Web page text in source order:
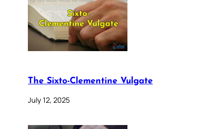
The Sixto-Clementine Vulgate
July 12, 2025